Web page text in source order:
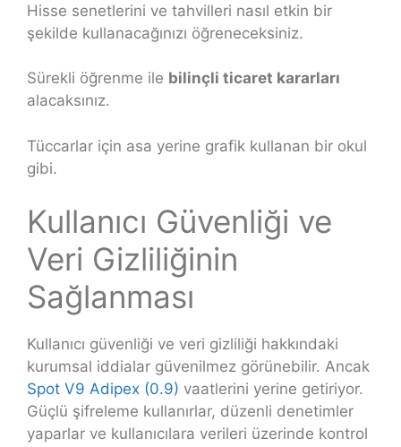
Hisse senetlerini ve tahvilleri nasıl etkin bir
şekilde kullanacağınızı öğreneceksiniz.
Sürekli öğrenme ile bilinçli ticaret kararları
alacaksınız.
Tüccarlar için asa yerine grafik kullanan bir okul
gibi.
Kullanıcı Güvenliği ve
Veri Gizliliğinin
Sağlanması
Kullanıcı güvenliği ve veri gizliliği hakkındaki
kurumsal iddialar güvenilmez görünebilir. Ancak
Spot V9 Adipex (0.9) vaatlerini yerine getiriyor.
Güçlü şifreleme kullanırlar, düzenli denetimler
yaparlar ve kullanıcılara verileri üzerinde kontrol